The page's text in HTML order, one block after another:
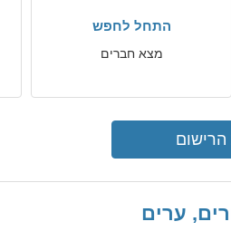
התחל לחפש
מצא חברים
ערים